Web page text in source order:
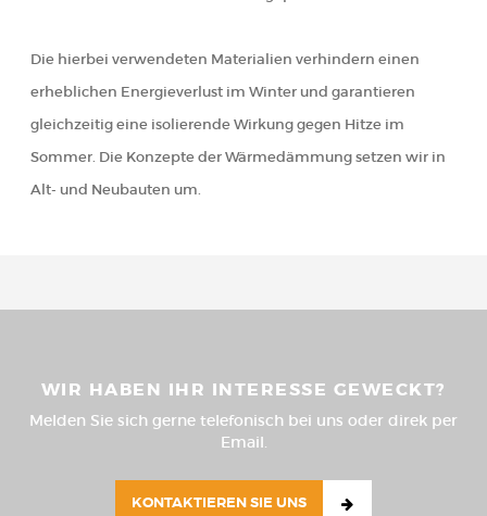
Die hierbei verwendeten Materialien verhindern einen
erheblichen Energieverlust im Winter und garantieren
gleichzeitig eine isolierende Wirkung gegen Hitze im
Sommer. Die Konzepte der Wärmedämmung setzen wir in
Alt- und Neubauten um.
WIR HABEN IHR INTERESSE GEWECKT?
Melden Sie sich gerne telefonisch bei uns oder direk per
Email.
KONTAKTIEREN SIE UNS